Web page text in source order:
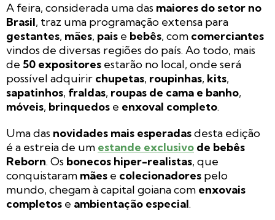
A feira, considerada uma das maiores do setor no
Brasil, traz uma programação extensa para
gestantes, mães, pais e bebês, com comerciantes
vindos de diversas regiões do país. Ao todo, mais
de 50 expositores estarão no local, onde será
possível adquirir chupetas, roupinhas, kits,
sapatinhos, fraldas, roupas de cama e banho,
móveis, brinquedos e enxoval completo.
Uma das novidades mais esperadasdesta edição
é a estreia de um estande exclusivo de bebês
Reborn. Os bonecos hiper-realistas, que
conquistaram mães e colecionadores pelo
mundo, chegam à capital goiana com enxovais
completos e ambientação especial.